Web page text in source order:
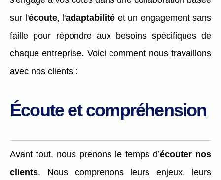
sur l'écoute, l'adaptabilité et un engagement sans
faille pour répondre aux besoins spécifiques de
chaque entreprise. Voici comment nous travaillons
avec nos clients :
Écoute et compréhension
Avant tout, nous prenons le temps d’écouter nos
clients. Nous comprenons leurs enjeux, leurs